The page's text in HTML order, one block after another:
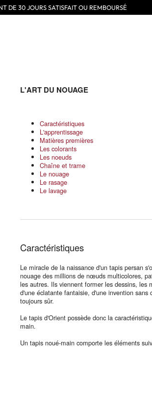
DE 30 JOURS SATISFAIT OU REMBOURSÉ
L'ART DU NOUAGE
Caractéristiques
L'apprentissage
Matières premières
Les colorants
Les noeuds
Chaîne et trame
Le nouage
Le rasage
Le lavage
Caractéristiques
Le miracle de la naissance d'un tapis persan
nouage des millions de nœuds multicolores,
les autres. Ils viennent former les dessins, les
d'une éclatante fantaisie, d'une invention sans
toujours sûr.
Le tapis d'Orient possède donc la
main.
Un tapis noué-main comporte les éléments